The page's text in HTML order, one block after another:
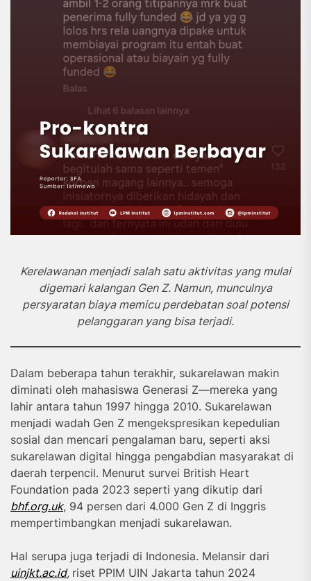
Kerelawanan menjadi salah satu aktivitas yang mulai
digemari kalangan Gen Z. Namun, munculnya
persyaratan biaya memicu perdebatan soal potensi
pelanggaran yang bisa terjadi.
Dalam beberapa tahun terakhir, sukarelawan makin
diminati oleh mahasiswa Generasi Z—mereka yang
lahir antara tahun 1997 hingga 2010. Sukarelawan
menjadi wadah Gen Z mengekspresikan kepedulian
sosial dan mencari pengalaman baru, seperti aksi
sukarelawan digital hingga pengabdian masyarakat di
daerah terpencil. Menurut survei British Heart
Foundation pada 2023 seperti yang dikutip dari
bhf.org.uk, 94 persen dari 4.000 Gen Z di Inggris
mempertimbangkan menjadi sukarelawan.
Hal serupa juga terjadi di Indonesia. Melansir dari
uinjkt.ac.id, riset PPIM UIN Jakarta tahun 2024